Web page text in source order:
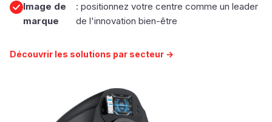
Image de
marque
: positionnez votre centre comme un leader
de l'innovation bien-être
Découvrir les solutions par secteur →